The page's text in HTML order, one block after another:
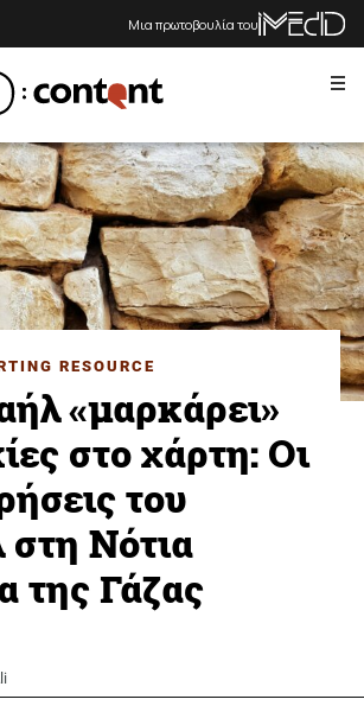
Μια πρωτοβουλία του
RESOURCE
«μαρκάρει»
στο χάρτη: Οι
του
στη Νότια
της Γάζας